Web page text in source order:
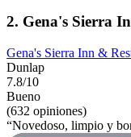
2. Gena's Sierra
Gena's Sierra Inn &
Dunlap
7.8/10
Bueno
(632 opiniones)
“Novedoso, limpio y